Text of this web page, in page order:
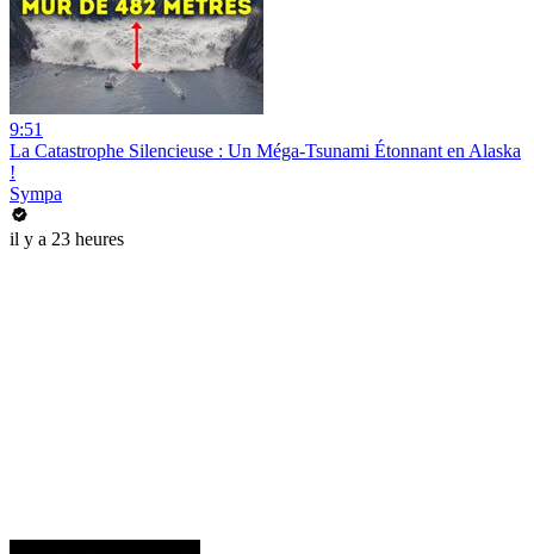
9:51
La Catastrophe Silencieuse : Un Méga-Tsunami Étonnant en Alaska
!
Sympa
il y a 23 heures